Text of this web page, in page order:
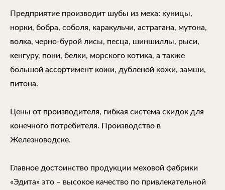
Предприятие производит шубы из меха: куницы,
норки, бобра, соболя, каракульчи, астрагана, мутона,
волка, черно-бурой лисы, песца, шиншиллы, рыси,
кенгуру, пони, белки, морского котика, а также
большой ассортимент кожи, дубленой кожи, замши,
питона.
Цены от производителя, гибкая система скидок для
конечного потребителя. Производство в
Железноводске.
Главное достоинство продукции меховой фабрики
«Эдита» это – высокое качество по привлекательной